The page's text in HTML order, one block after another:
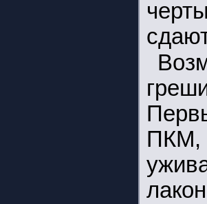
ПКМ,